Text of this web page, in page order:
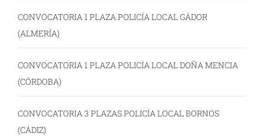
CONVOCATORIA 1 PLAZA POLICÍA LOCAL GÁDOR
(ALMERÍA)
CONVOCATORIA 1 PLAZA POLICÍA LOCAL DOÑA MENCIA
(CÓRDOBA)
CONVOCATORIA 3 PLAZAS POLICÍA LOCAL BORNOS
(CÁDIZ)